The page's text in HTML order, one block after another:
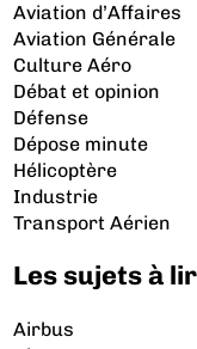
Aviation d’Affaires
Aviation Générale
Culture Aéro
Débat et opinion
Défense
Dépose minute
Hélicoptère
Industrie
Transport Aérien
Les sujets à
Airbus